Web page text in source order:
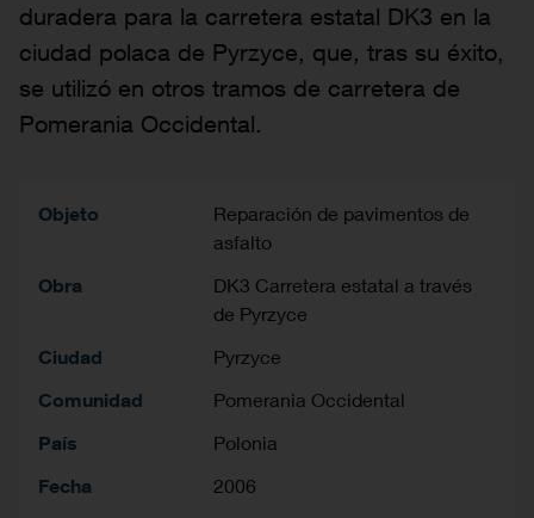
duradera para la carretera estatal DK3 en la
ciudad polaca de Pyrzyce, que, tras su éxito,
se utilizó en otros tramos de carretera de
Pomerania Occidental.
Objeto
Reparación de pavimentos de
asfalto
Obra
DK3 Carretera estatal a través
de Pyrzyce
Ciudad
Pyrzyce
Comunidad
Pomerania Occidental
País
Polonia
Fecha
2006